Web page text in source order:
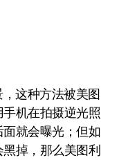
这种方法被美图
机在拍摄逆光照
就会曝光；但如
掉，那么美图利